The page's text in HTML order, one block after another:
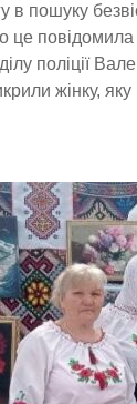
пошуку
повідомила
поліції
жінку,